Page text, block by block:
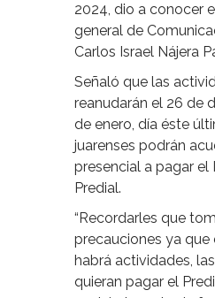
2024, dio a conocer
general de
Carlos Israel Nájera
Señaló que las
reanudarán el 26 de
de enero, día éste
juarenses podrán
presencial a pagar el
Predial.
“Recordarles que
precauciones ya que
habrá actividades,
quieran pagar el